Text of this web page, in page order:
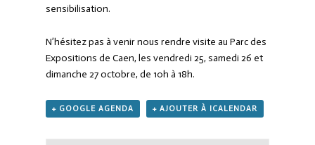
sensibilisation.
N’hésitez pas à venir nous rendre visite au Parc des
Expositions de Caen, les vendredi 25, samedi 26 et
dimanche 27 octobre, de 10h à 18h.
+ GOOGLE AGENDA + AJOUTER À ICALENDAR